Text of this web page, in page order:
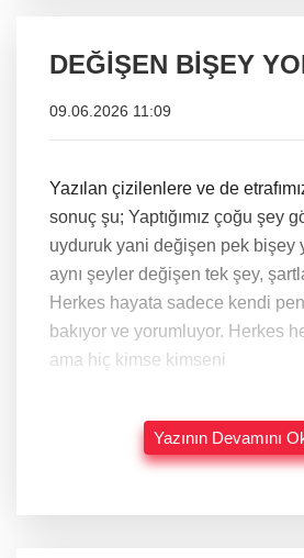
DEĞİŞEN BİŞEY
09.06.2026 11:09
Yazılan çizilenlere ve de
sonuç şu; Yaptığımız çoğu şey
uyduruk yani değişen pek bişey
aynı şeyler değişen tek şey,
Herkes hayata sadece kendi
bakıyor ve yorumluyor. Herkes her şeyin farkında
ama hiç kimse kimseni
Yazının Devamını